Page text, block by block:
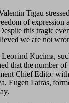
Tigau
of
this tragic
we are not
Kucima,
that the number
Chief Editor
Eugen Patras,